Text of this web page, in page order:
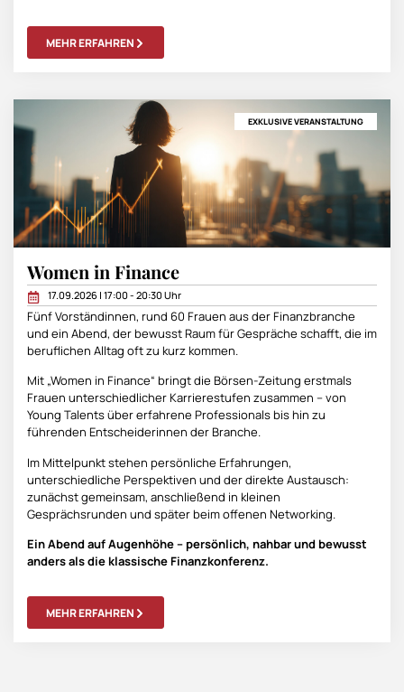
MEHR ERFAHREN
MEHR ERFAHREN
EXKLUSIVE VERANSTALTUNG
Women in Finance
17.09.2026 | 17:00 - 20:30 Uhr
Fünf Vorständinnen, rund 60 Frauen aus der Finanzbranche
und ein Abend, der bewusst Raum für Gespräche schafft, die im
beruflichen Alltag oft zu kurz kommen.
Mit „Women in Finance“ bringt die Börsen-Zeitung erstmals
Frauen unterschiedlicher Karrierestufen zusammen – von
Young Talents über erfahrene Professionals bis hin zu
führenden Entscheiderinnen der Branche.
Im Mittelpunkt stehen persönliche Erfahrungen,
unterschiedliche Perspektiven und der direkte Austausch:
zunächst gemeinsam, anschließend in kleinen
Gesprächsrunden und später beim offenen Networking.
Ein Abend auf Augenhöhe – persönlich, nahbar und bewusst
anders als die klassische Finanzkonferenz.